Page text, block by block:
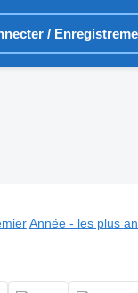
/
Année - les plus